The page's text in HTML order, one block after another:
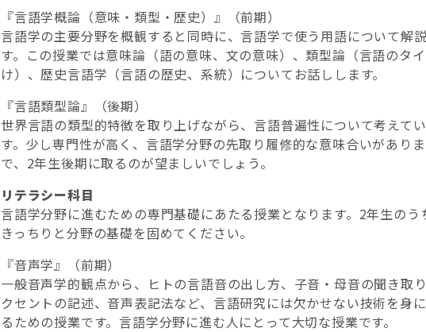
『言語学概論（意味・類型・歴史）』（前期）
言語学の主要分野を概観すると同時に、言語学で使う用語について解
す。この授業では意味論（語の意味、文の意味）、類型論（言語のタ
け）、歴史言語学（言語の歴史、系統）についてお話しします。
『言語類型論』（後期）
世界言語の類型的特徴を取り上げながら、言語普遍性について考えて
す。少し専門性が高く、言語学分野の先取り履修的な意味合いがあり
で、2年生後期に取るのが望ましいでしょう。
リテラシー科目
言語学分野に進むための専門基礎にあたる授業となります。2年生のう
きっちりと分野の基礎を固めてください。
『音声学』（前期）
一般音声学的観点から、ヒトの言語音の出し方、子音・母音の聞き取
クセントの記述、音声表記法など、言語研究には欠かせない技術を身
るための授業です。言語学分野に進む人にとって大切な授業です。